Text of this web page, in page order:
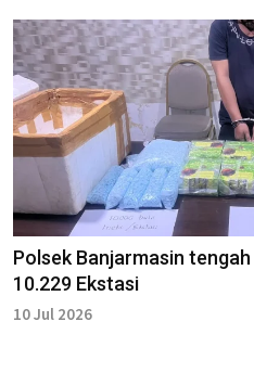
Polsek Banjarmasin
10.229 Ekstasi
10 Jul 2026